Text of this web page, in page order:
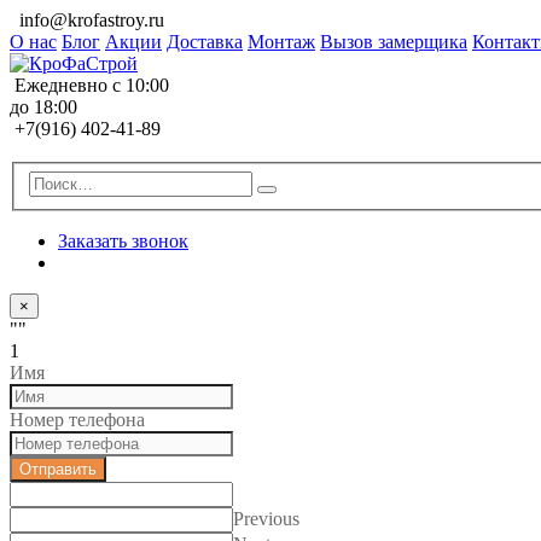
info@krofastroy.ru
О нас Блог Акции Доставка Монтаж Вызов замерщика
Ежедневно с 10:00
до 18:00
+7(916) 402-41-89
Заказать звонок
×
""
1
Имя
Номер телефона
Отправить
Previous